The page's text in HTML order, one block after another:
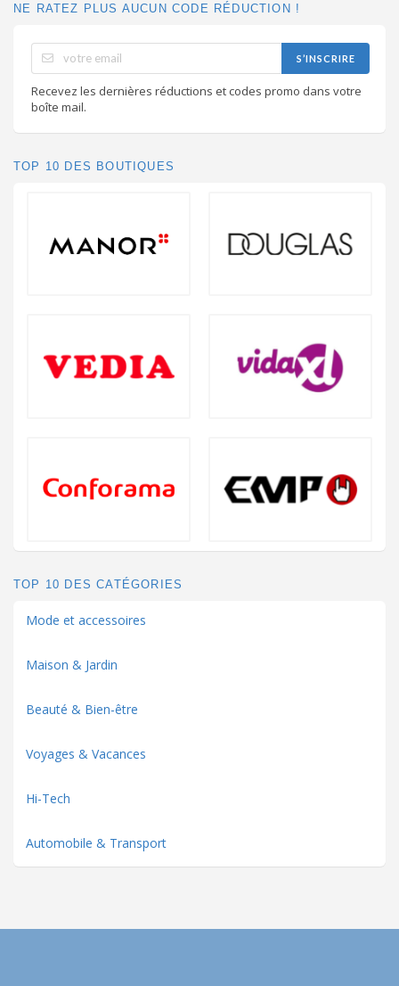
NE RATEZ PLUS AUCUN CODE RÉDUCTION !
S’INSCRIRE
Recevez les dernières réductions et codes promo dans votre
boîte mail.
TOP 10 DES BOUTIQUES
TOP 10 DES CATÉGORIES
Mode et accessoires
Maison & Jardin
Beauté & Bien-être
Voyages & Vacances
Hi-Tech
Automobile & Transport